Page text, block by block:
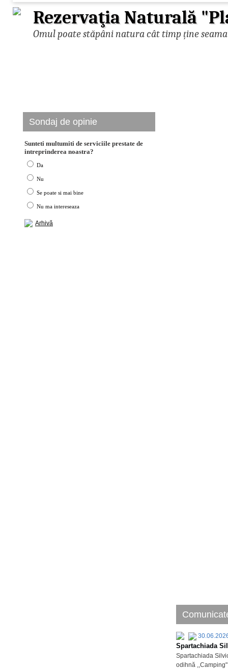
Rezervaţia Naturală
Omul poate stăpâni natura cât timp ține
Sondaj de opinie
Sunteti multumiti de serviciile prestate de
intreprinderea noastra?
Da
Nu
Se poate si mai bine
Nu ma intereseaza
Arhivă
Spartachiada
Spartachiada
odihnă